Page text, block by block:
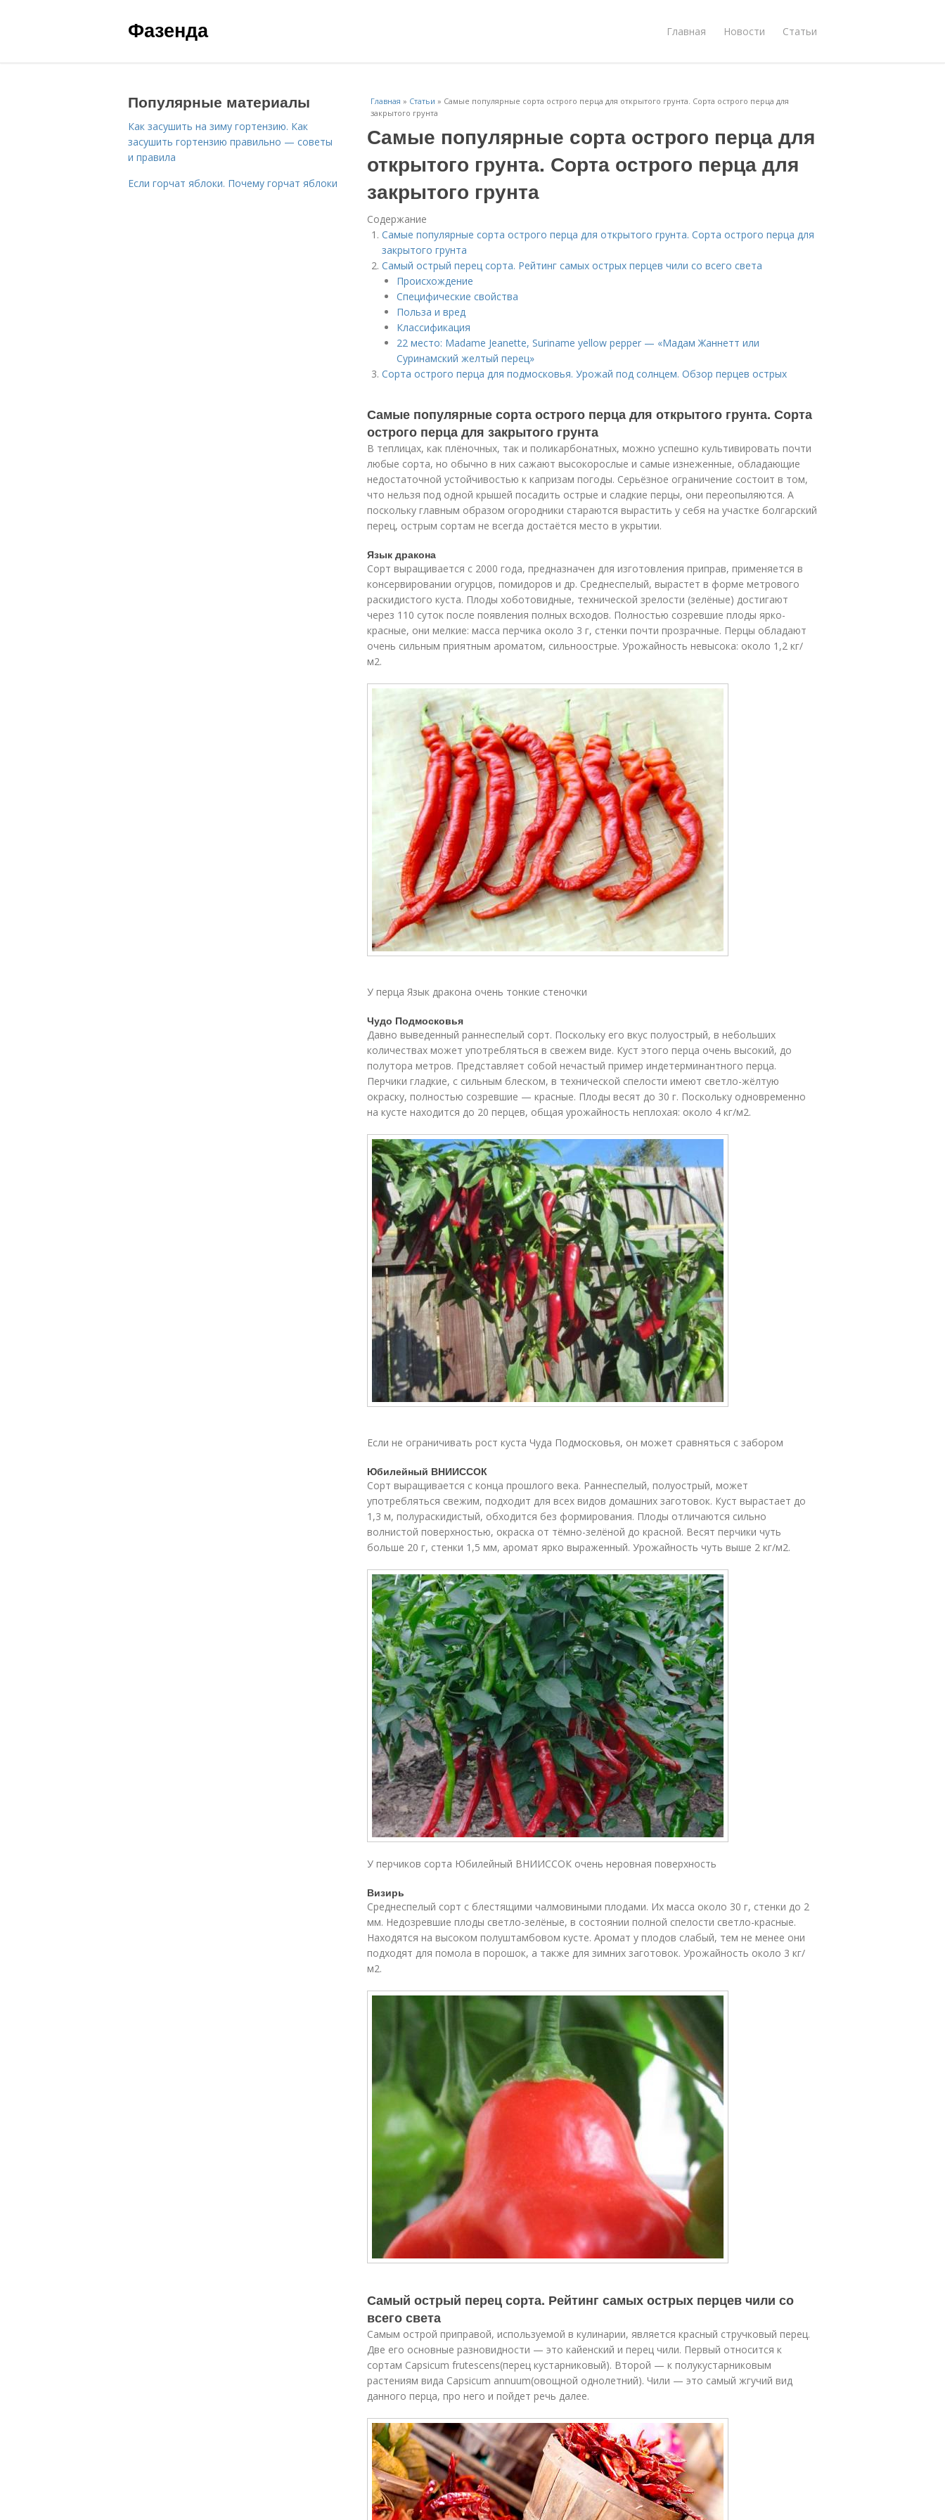
Фазенда Главная Новости Статьи
Главная » Статьи » Самые популярные сорта острого перца для открытого грунта. Сорта острого перца для
закрытого грунта
Самые популярные сорта острого перца для
открытого грунта. Сорта острого перца для
закрытого грунта
Содержание
Самые популярные сорта острого перца для открытого грунта. Сорта острого перца для
закрытого грунта
Самый острый перец сорта. Рейтинг самых острых перцев чили со всего света
Происхождение
Специфические свойства
Польза и вред
Классификация
22 место: Madame Jeanette, Suriname yellow pepper — «Мадам Жаннетт или
Суринамский желтый перец»
Сорта острого перца для подмосковья. Урожай под солнцем. Обзор перцев острых
Самые популярные сорта острого перца для открытого грунта. Сорта
острого перца для закрытого грунта
В теплицах, как плёночных, так и поликарбонатных, можно успешно культивировать почти
любые сорта, но обычно в них сажают высокорослые и самые изнеженные, обладающие
недостаточной устойчивостью к капризам погоды. Серьёзное ограничение состоит в том,
что нельзя под одной крышей посадить острые и сладкие перцы, они переопыляются. А
поскольку главным образом огородники стараются вырастить у себя на участке болгарский
перец, острым сортам не всегда достаётся место в укрытии.
Язык дракона
Сорт выращивается с 2000 года, предназначен для изготовления приправ, применяется в
консервировании огурцов, помидоров и др. Среднеспелый, вырастет в форме метрового
раскидистого куста. Плоды хоботовидные, технической зрелости (зелёные) достигают
через 110 суток после появления полных всходов. Полностью созревшие плоды ярко-
красные, они мелкие: масса перчика около 3 г, стенки почти прозрачные. Перцы обладают
очень сильным приятным ароматом, сильноострые. Урожайность невысока: около 1,2 кг/
м2.
У перца Язык дракона очень тонкие стеночки
Чудо Подмосковья
Давно выведенный раннеспелый сорт. Поскольку его вкус полуострый, в небольших
количествах может употребляться в свежем виде. Куст этого перца очень высокий, до
полутора метров. Представляет собой нечастый пример индетерминантного перца.
Перчики гладкие, с сильным блеском, в технической спелости имеют светло-жёлтую
окраску, полностью созревшие — красные. Плоды весят до 30 г. Поскольку одновременно
на кусте находится до 20 перцев, общая урожайность неплохая: около 4 кг/м2.
Если не ограничивать рост куста Чуда Подмосковья, он может сравняться с забором
Юбилейный ВНИИССОК
Сорт выращивается с конца прошлого века. Раннеспелый, полуострый, может
употребляться свежим, подходит для всех видов домашних заготовок. Куст вырастает до
1,3 м, полураскидистый, обходится без формирования. Плоды отличаются сильно
волнистой поверхностью, окраска от тёмно-зелёной до красной. Весят перчики чуть
больше 20 г, стенки 1,5 мм, аромат ярко выраженный. Урожайность чуть выше 2 кг/м2.
У перчиков сорта Юбилейный ВНИИССОК очень неровная поверхность
Визирь
Среднеспелый сорт с блестящими чалмовиными плодами. Их масса около 30 г, стенки до 2
мм. Недозревшие плоды светло-зелёные, в состоянии полной спелости светло-красные.
Находятся на высоком полуштамбовом кусте. Аромат у плодов слабый, тем не менее они
подходят для помола в порошок, а также для зимних заготовок. Урожайность около 3 кг/
м2.
Самый острый перец сорта. Рейтинг самых острых перцев чили со
всего света
Самым острой приправой, используемой в кулинарии, является красный стручковый перец.
Две его основные разновидности — это кайенский и перец чили. Первый относится к
сортам Capsicum frutescens(перец кустарниковый). Второй — к полукустарниковым
растениям вида Capsicum annuum(овощной однолетний). Чили — это самый жгучий вид
данного перца, про него и пойдет речь далее.
Популярные материалы
Как засушить на зиму гортензию. Как
засушить гортензию правильно — советы
и правила
Если горчат яблоки. Почему горчат яблоки